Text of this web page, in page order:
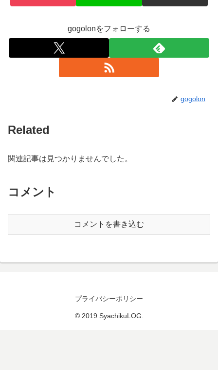
gogolonをフォローする
gogolon
Related
関連記事は見つかりませんでした。
コメント
コメントを書き込む
プライバシーポリシー
© 2019 SyachikuLOG.